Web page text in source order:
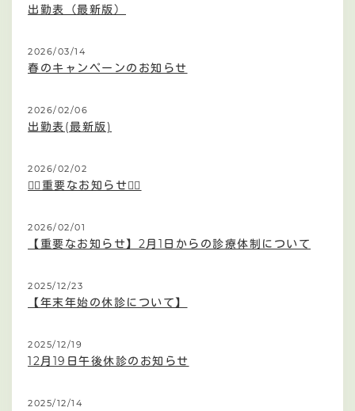
出勤表（最新版）
2026/03/14
春のキャンペーンのお知らせ
2026/02/06
出勤表(最新版)
2026/02/02
🙇‍♀️重要なお知らせ🙇‍♀️
2026/02/01
【重要なお知らせ】2月1日からの診療体制について
2025/12/23
【年末年始の休診について】
2025/12/19
12月19日午後休診のお知らせ
2025/12/14